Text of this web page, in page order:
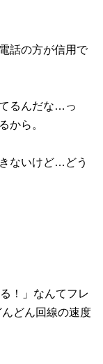
話の方が信用で
るんだな…っ
から。
ないけど…どう
！」なんてフレ
どん回線の速度